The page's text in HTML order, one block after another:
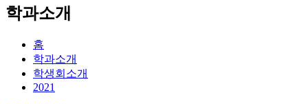
학과소개
홈
학과소개
학생회소개
2021